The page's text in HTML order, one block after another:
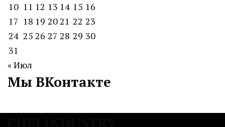
10 11 12 13 14 15 16
17 18 19 2021 22 23
24 25 26 27 28 29 30
31
« Июл
Мы ВКонтакте